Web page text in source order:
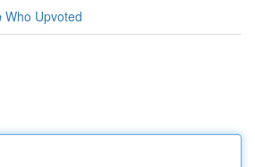
Who Upvoted